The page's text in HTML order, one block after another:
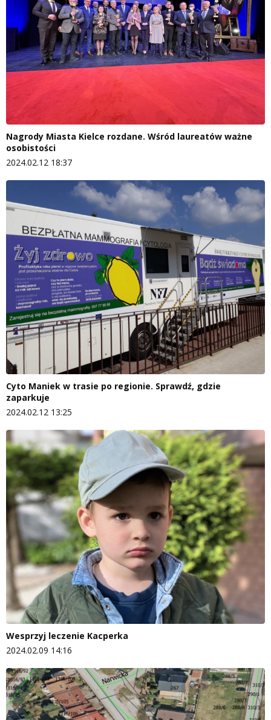
Nagrody Miasta Kielce rozdane. Wśród laureatów ważne
osobistości
2024.02.12 18:37
Cyto Maniek w trasie po regionie. Sprawdź, gdzie
zaparkuje
2024.02.12 13:25
Wesprzyj leczenie Kacperka
2024.02.09 14:16